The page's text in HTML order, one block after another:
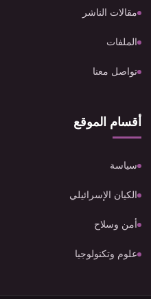
مقالات الناشر
الملفات
تواصل معنا
أقسام الموقع
سياسة
الكيان الإسرائيلي
أمن وسلاح
علوم وتكنولوجيا